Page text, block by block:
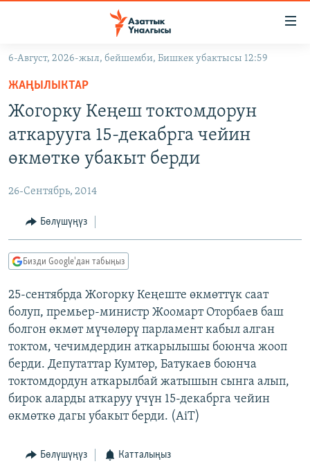
Навигацияга
өтүңүз
Издөөгө
салыңызКЫРГЫЗСТАН
МАДАНИЯТ
УКРАИНА
ТВ ПРОГРАММАЛАР
БҮГҮН АЗАТТЫКТА
ДАНИСТЕ
АЗАТТЫК+
ЫҢГАЙСЫЗ СУРООЛОР
ПОДКАСТ
ОНЛАЙН ШЕРИНЕ
ЭЕ/АРнун бардык сайттары
6-Август, 2026-жыл, бейшемби, Бишкек убактысы 12:59
ЖАҢЫЛЫКТАР
Жогорку Кеңеш токтомдорун
аткарууга 15-декабрга чейин
өкмөткө убакыт берди
26-Сентябрь, 2014
Бөлүшүңүз
Бизди Google'дан табыңыз
25-сентябрда Жогорку Кеңеште өкмөттүк саат
болуп, премьер-министр Жоомарт Оторбаев баш
болгон өкмөт мүчөлөрү парламент кабыл алган
токтом, чечимдердин аткарылышы боюнча жооп
берди. Депутаттар Кумтөр, Батукаев боюнча
токтомдордун аткарылбай жатышын сынга алып,
бирок аларды аткаруу үчүн 15-декабрга чейин
өкмөткө дагы убакыт берди. (AiT)
Бөлүшүңүз Катталыңыз